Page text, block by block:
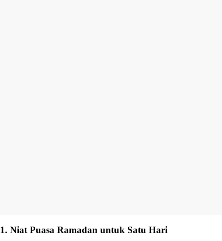
1. Niat Puasa Ramadan untuk Satu Hari